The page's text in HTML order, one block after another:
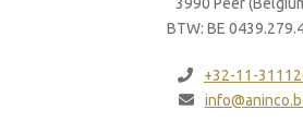
BTW: BE
+32-11-